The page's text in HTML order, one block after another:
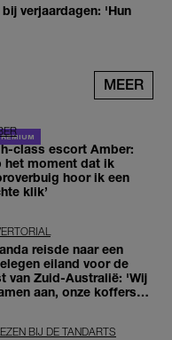
verjaardagen: 'Hun
MEER
class escort Amber:
het moment dat ik
hoor ik een
klik’
reisde naar een
eiland voor de
van Zuid-Australië: 'Wij
aan, onze koffers
BIJ DE TANDARTS